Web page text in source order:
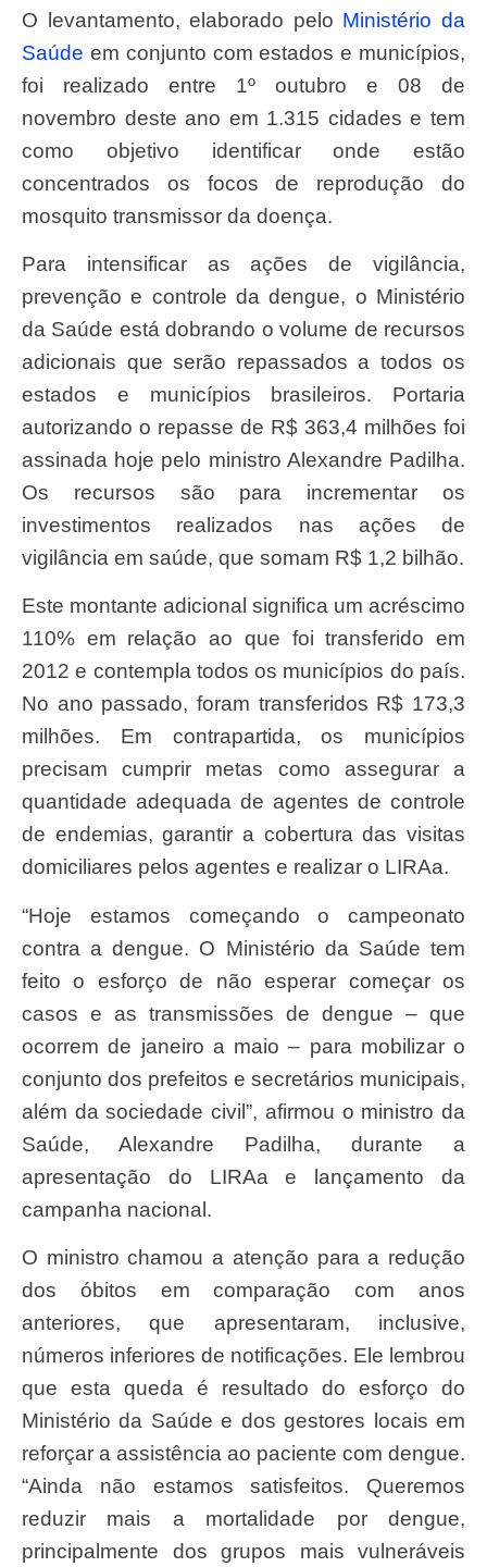
O levantamento, elaborado pelo Ministério da
Saúde em conjunto com estados e municípios,
foi realizado entre 1º outubro e 08 de
novembro deste ano em 1.315 cidades e tem
como objetivo identificar onde estão
concentrados os focos de reprodução do
mosquito transmissor da doença.
Para intensificar as ações de vigilância,
prevenção e controle da dengue, o Ministério
da Saúde está dobrando o volume de recursos
adicionais que serão repassados a todos os
estados e municípios brasileiros. Portaria
autorizando o repasse de R$ 363,4 milhões foi
assinada hoje pelo ministro Alexandre Padilha.
Os recursos são para incrementar os
investimentos realizados nas ações de
vigilância em saúde, que somam R$ 1,2 bilhão.
Este montante adicional significa um acréscimo
110% em relação ao que foi transferido em
2012 e contempla todos os municípios do país.
No ano passado, foram transferidos R$ 173,3
milhões. Em contrapartida, os municípios
precisam cumprir metas como assegurar a
quantidade adequada de agentes de controle
de endemias, garantir a cobertura das visitas
domiciliares pelos agentes e realizar o LIRAa.
“Hoje estamos começando o campeonato
contra a dengue. O Ministério da Saúde tem
feito o esforço de não esperar começar os
casos e as transmissões de dengue – que
ocorrem de janeiro a maio – para mobilizar o
conjunto dos prefeitos e secretários municipais,
além da sociedade civil”, afirmou o ministro da
Saúde, Alexandre Padilha, durante a
apresentação do LIRAa e lançamento da
campanha nacional.
O ministro chamou a atenção para a redução
dos óbitos em comparação com anos
anteriores, que apresentaram, inclusive,
números inferiores de notificações. Ele lembrou
que esta queda é resultado do esforço do
Ministério da Saúde e dos gestores locais em
reforçar a assistência ao paciente com dengue.
“Ainda não estamos satisfeitos. Queremos
reduzir mais a mortalidade por dengue,
principalmente dos grupos mais vulneráveis